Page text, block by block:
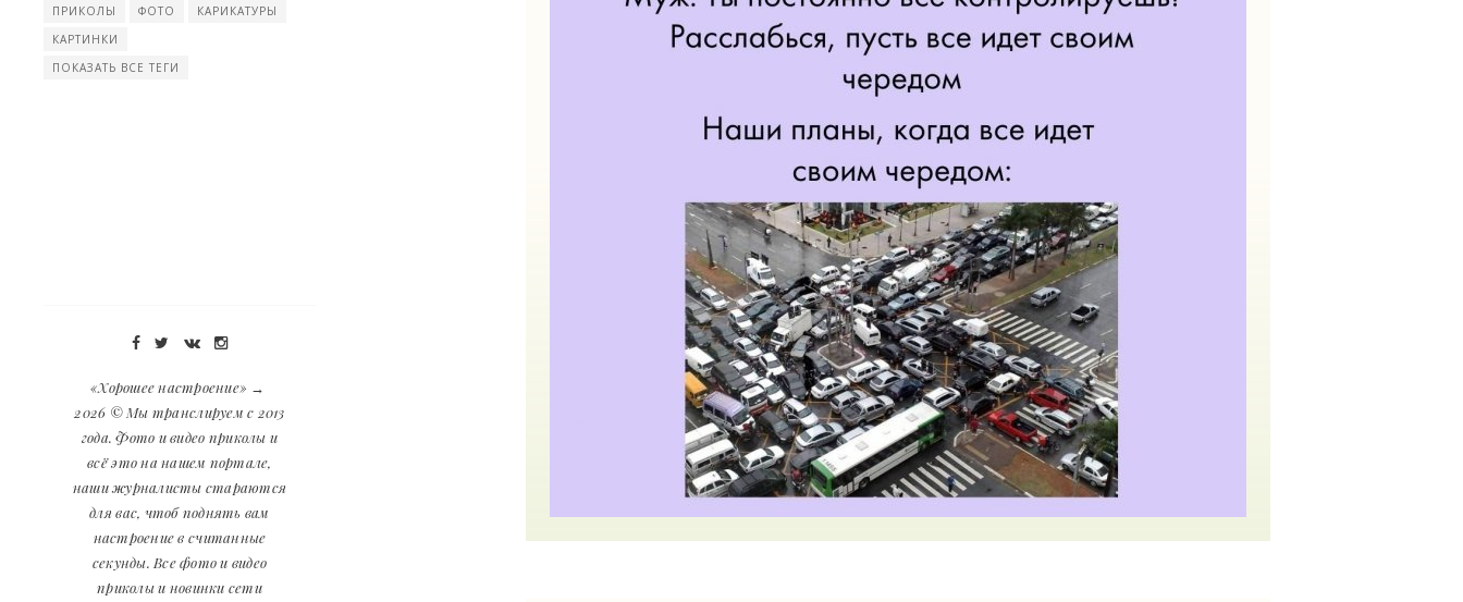
ПРИКОЛЫ
ФОТО
КАРИКАТУРЫ
КАРТИНКИ
ПОКАЗАТЬ ВСЕ ТЕГИ
«Хорошее настроение» →
2026 © Мы транслируем с 2013
года. Фото и видео приколы и
всё это на нашем портале,
наши журналисты стараются
для вас, чтоб поднять вам
настроение в считанные
секунды. Все фото и видео
приколы и новинки сети